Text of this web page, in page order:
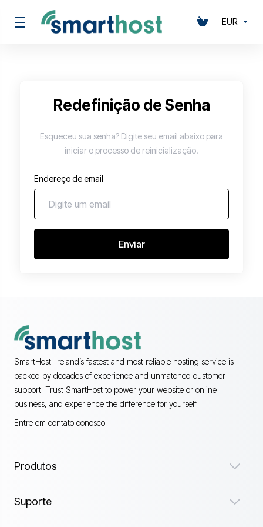
EUR
Redefinição de Senha
Esqueceu sua senha? Digite seu email abaixo para
iniciar o processo de reinicialização.
Endereço de email
Enviar
SmartHost: Ireland’s fastest and most reliable hosting service is
backed by decades of experience and unmatched customer
support. Trust SmartHost to power your website or online
business, and experience the difference for yourself.
Entre em contato conosco!
Produtos
Suporte